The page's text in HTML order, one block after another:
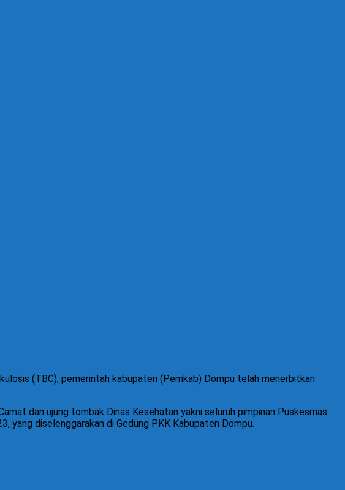
(TBC), pemerintah kabupaten (Pemkab) Dompu telah menerbitkan
dan ujung tombak Dinas Kesehatan yakni seluruh pimpinan Puskesmas
yang diselenggarakan di Gedung PKK Kabupaten Dompu.